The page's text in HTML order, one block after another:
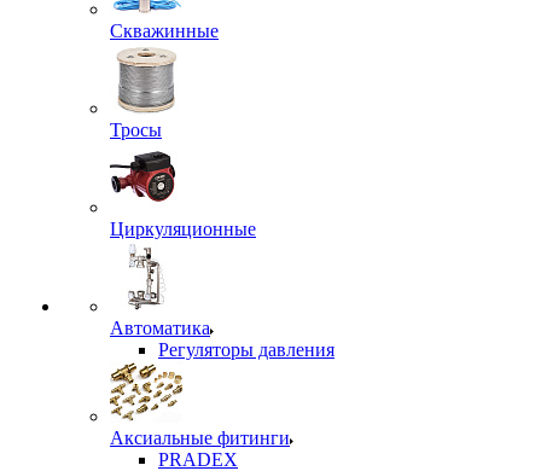
Скважинные
Тросы
Циркуляционные
Автоматика
Регуляторы давления
Аксиальные фитинги
PRADEX